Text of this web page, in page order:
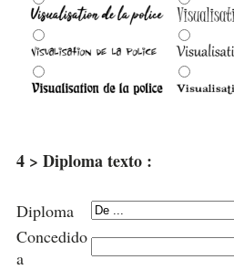
4 > Diploma texto :
Diploma
Concedido
a